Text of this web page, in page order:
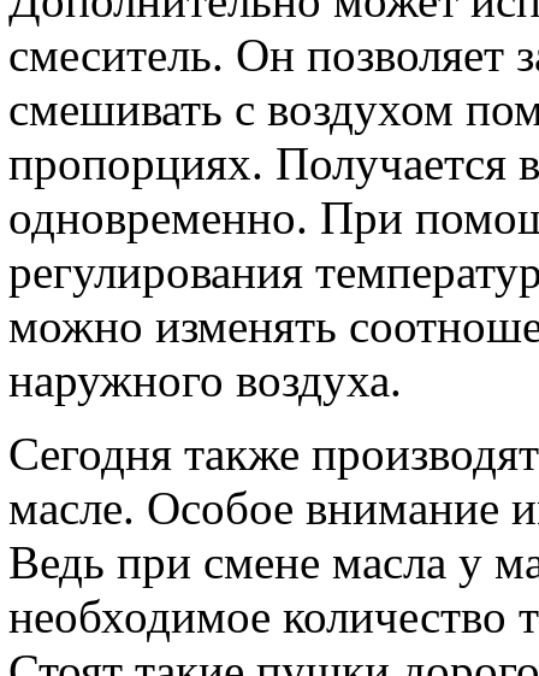
смеситель. Он позволяет
смешивать с воздухом
пропорциях. Получается
одновременно. При
регулирования
можно изменять
наружного воздуха.
Сегодня также
масле. Особое внимание
Ведь при смене масла у
необходимое количество